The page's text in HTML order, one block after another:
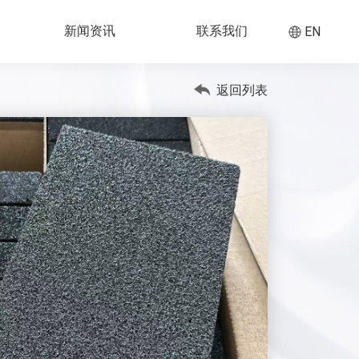
新闻资讯 联系我们 EN
返回列表